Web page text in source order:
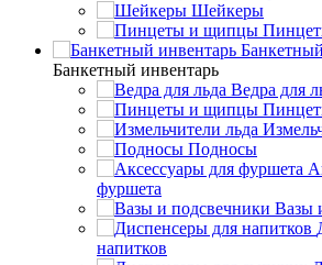
Шейкеры
Банкетный инвентарь
Ведра для
Подносы
фуршета
Вазы
напитков